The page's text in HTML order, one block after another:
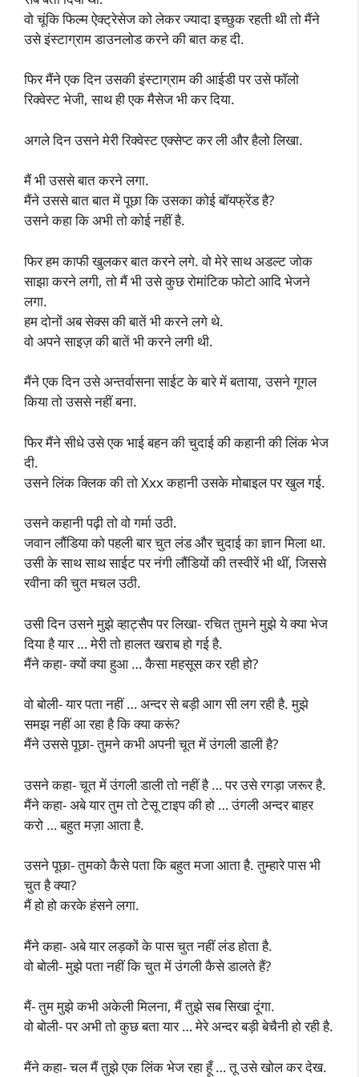
वो चूंकि फिल्म ऐक्ट्रेसेज को लेकर ज्यादा इच्छुक रहती थी तो मैंने
उसे इंस्टाग्राम डाउनलोड करने की बात कह दी.
फिर मैंने एक दिन उसकी इंस्टाग्राम की आईडी पर उसे फॉलो
रिक्वेस्ट भेजी, साथ ही एक मैसेज भी कर दिया.
अगले दिन उसने मेरी रिक्वेस्ट एक्सेप्ट कर ली और हैलो लिखा.
मैं भी उससे बात करने लगा.
मैंने उससे बात बात में पूछा कि उसका कोई बॉयफ्रेंड है?
उसने कहा कि अभी तो कोई नहीं है.
फिर हम काफी खुलकर बात करने लगे. वो मेरे साथ अडल्ट जोक
साझा करने लगी, तो मैं भी उसे कुछ रोमांटिक फोटो आदि भेजने
लगा.
हम दोनों अब सेक्स की बातें भी करने लगे थे.
वो अपने साइज़ की बातें भी करने लगी थी.
मैंने एक दिन उसे अन्तर्वासना साईट के बारे में बताया, उसने गूगल
किया तो उससे नहीं बना.
फिर मैंने सीधे उसे एक भाई बहन की चुदाई की कहानी की लिंक भेज
दी.
उसने लिंक क्लिक की तो Xxx कहानी उसके मोबाइल पर खुल गई.
उसने कहानी पढ़ी तो वो गर्मा उठी.
जवान लौंडिया को पहली बार चुत लंड और चुदाई का ज्ञान मिला था.
उसी के साथ साथ साईट पर नंगी लौंडियों की तस्वीरें भी थीं, जिससे
रवीना की चुत मचल उठी.
उसी दिन उसने मुझे व्हाट्सैप पर लिखा- रचित तुमने मुझे ये क्या भेज
दिया है यार … मेरी तो हालत खराब हो गई है.
मैंने कहा- क्यों क्या हुआ … कैसा महसूस कर रही हो?
वो बोली- यार पता नहीं … अन्दर से बड़ी आग सी लग रही है. मुझे
समझ नहीं आ रहा है कि क्या करूं?
मैंने उससे पूछा- तुमने कभी अपनी चूत में उंगली डाली है?
उसने कहा- चूत में उंगली डाली तो नहीं है … पर उसे रगड़ा जरूर है.
मैंने कहा- अबे यार तुम तो टेसू टाइप की हो … उंगली अन्दर बाहर
करो … बहुत मज़ा आता है.
उसने पूछा- तुमको कैसे पता कि बहुत मजा आता है. तुम्हारे पास भी
चुत है क्या?
मैं हो हो करके हंसने लगा.
मैंने कहा- अबे यार लड़कों के पास चुत नहीं लंड होता है.
वो बोली- मुझे पता नहीं कि चुत में उंगली कैसे डालते हैं?
मैं- तुम मुझे कभी अकेली मिलना, मैं तुझे सब सिखा दूंगा.
वो बोली- पर अभी तो कुछ बता यार … मेरे अन्दर बड़ी बेचैनी हो रही है.
मैंने कहा- चल मैं तुझे एक लिंक भेज रहा हूँ … तू उसे खोल कर देख.